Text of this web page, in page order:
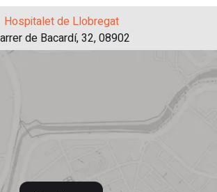
Hospitalet de Llobregat
de Bacardí, 32, 08902